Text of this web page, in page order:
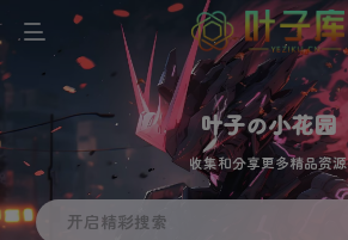
叶子の小花园
收集和分享更多精品资源
开启精彩搜索